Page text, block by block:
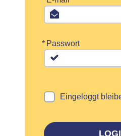
* Passwort
Eingeloggt